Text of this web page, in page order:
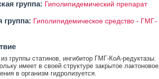
группа: Гиполипидемический препарат
группа: Гиполипидемическое средство - ГМГ-
группы статинов, ингибитор ГМГ-КоА-редуктазы.
имеет в своей структуре закрытое лактоновое
в организм гидролизуется.